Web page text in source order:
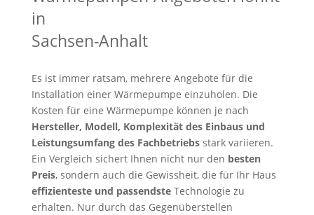
in
Sachsen-Anhalt
Es ist immer ratsam, mehrere Angebote für die
Installation einer Wärmepumpe einzuholen. Die
Kosten für eine Wärmepumpe können je nach
Hersteller, Modell, Komplexität des Einbaus und
Leistungsumfang des Fachbetriebsstark variieren.
Ein Vergleich sichert Ihnen nicht nur den besten
Preis, sondern auch die Gewissheit, die für Ihr Haus
effizienteste und passendsteTechnologie zu
erhalten. Nur durch das Gegenüberstellen